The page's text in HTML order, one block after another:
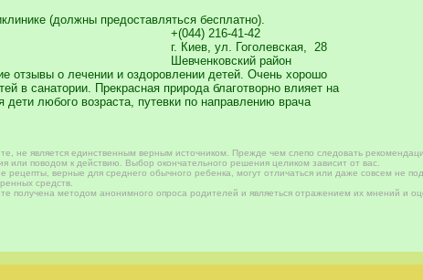
(должны предоставляться бесплатно).
+(044) 216-41-42
г. Киев, ул. Гоголевская, 28
Шевченковский район
отзывы о лечении и оздоровлении детей. Очень хорошо
в санатории. Прекрасная природа благотворно влияет на
любого возраста, путевки по направлению врача
не является единственным верным источником. Прежде чем слепо следовать
или поводом к действию. Выбор окончательного решения целиком зависит от вас.
верные для среднего обычного ребенка, могут отличаться или даже совсем не
средств.
получена методом анонимного опроса родителей и являеться отражением их мнений и